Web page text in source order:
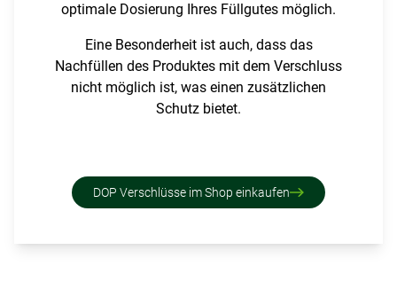
optimale Dosierung Ihres Füllgutes möglich.
Eine Besonderheit ist auch, dass das
Nachfüllen des Produktes mit dem Verschluss
nicht möglich ist, was einen zusätzlichen
Schutz bietet.
DOP Verschlüsse im Shop einkaufen